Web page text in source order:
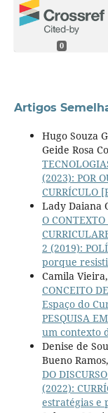
0
Artigos
Hugo Souza
Geide Rosa
(2023): POR
CURRÍCULO
Lady Daiana
O
2 (2019):
porque
Camila
CONCEITO
Espaço do
PESQUISA
um contexto
Denise de
Bueno Ramos,
DO DISCURSO
(2022):
estratégias e